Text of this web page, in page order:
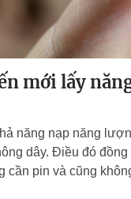
mới lấy
năng nạp năng
dây. Điều đó
cần pin và cũng